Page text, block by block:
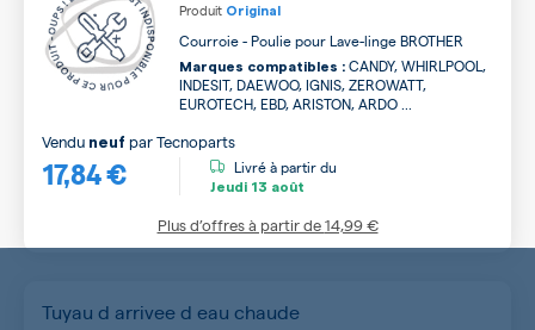
Produit Original
Courroie - Poulie pour Lave-linge BROTHER
Marques compatibles : CANDY, WHIRLPOOL,
INDESIT, DAEWOO, IGNIS, ZEROWATT,
EUROTECH, EBD, ARISTON, ARDO ...
17,84 €
Vendu neuf parTecnoparts
Livré à partir du
Jeudi 13 août
Plus d’offres à partir de14,99 €
Tuyau d arrivee d eau chaude